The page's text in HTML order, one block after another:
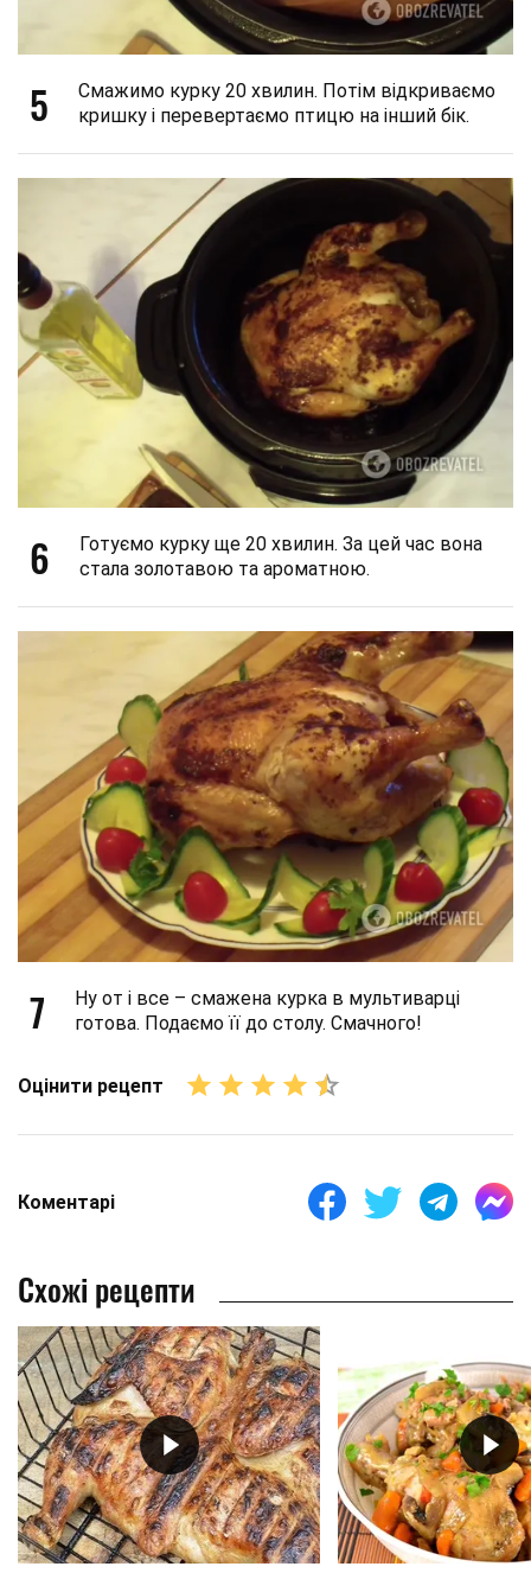
5
Смажимо курку 20 хвилин. Потім відкриваємо
кришку і перевертаємо птицю на інший бік.
6
Готуємо курку ще 20 хвилин. За цей час вона
стала золотавою та ароматною.
7
Ну от і все – смажена курка в мультиварці
готова. Подаємо її до столу. Смачного!
Оцінити рецепт
Коментарі
Схожі рецепти